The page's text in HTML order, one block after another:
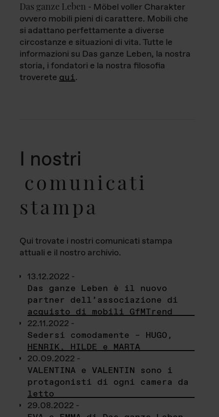
Das ganze Leben - Möbel voller Charakter
ovvero mobili pieni di carattere. Mobili che
si adattano perfettamente a diverse
circostanze e situazioni di vita. Tutte le
informazioni su Das ganze Leben, la nostra
storia, i fondatori e la nostra filosofia
troverete qui.
I nostri
comunicati
stampa
Qui trovate i nostri comunicati stampa
attuali e il nostro archivio.
13.12.2022 -
Das ganze Leben è il nuovo
partner dell’associazione di
acquisto di mobili GfMTrend
22.11.2022 -
Sedersi comodamente – HUGO,
HENRIK, HILDE e MARTA
20.09.2022 -
VALENTINA e VALENTIN sono i
protagonisti di ogni camera da
letto
29.08.2022 -